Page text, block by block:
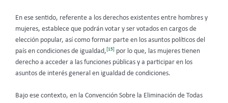
En ese sentido, referente a los derechos existentes entre hombres y
mujeres, establece que podrán votar y ser votados en cargos de
elección popular, así como formar parte en los asuntos políticos del
país en condiciones de igualdad,[15] por lo que, las mujeres tienen
derecho a acceder a las funciones públicas y a participar en los
asuntos de interés general en igualdad de condiciones.
Bajo ese contexto, en la Convención Sobre la Eliminación de Todas